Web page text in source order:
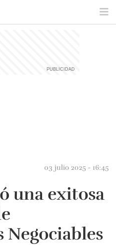
03 julio 2025 - 16:45
una exitosa
Negociables